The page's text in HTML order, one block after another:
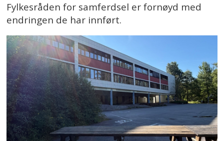
Fylkesråden for samferdsel er fornøyd med
endringen de har innført.